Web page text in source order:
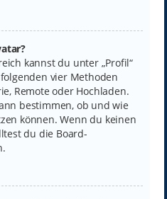
kannst du unter „Profil“
vier Methoden
Remote oder Hochladen.
bestimmen, ob und wie
können. Wenn du keinen
du die Board-